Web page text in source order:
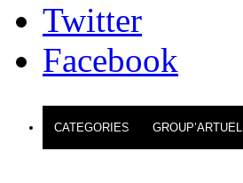
Twitter
Facebook
CATEGORIES GROUP’ARTUEL